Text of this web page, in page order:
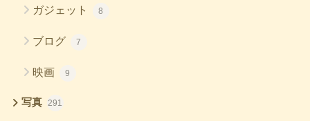
ガジェット 8
ブログ 7
映画 9
写真 291